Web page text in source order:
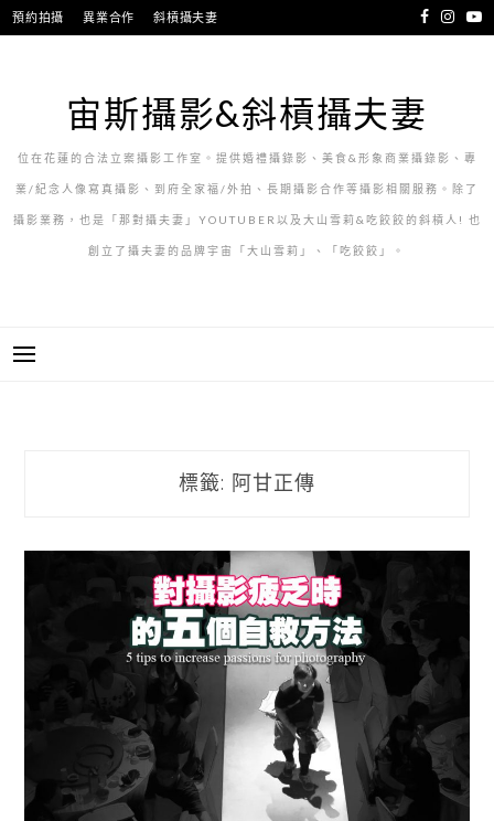
跳
至
預約拍攝 異業合作 斜槓攝夫妻
宙斯攝影&斜槓攝夫妻
位在花蓮的合法立案攝影工作室。提供婚禮攝錄影、美食&形象商業攝錄影、專
業/紀念人像寫真攝影、到府全家福/外拍、長期攝影合作等攝影相關服務。除了
攝影業務，也是「那對攝夫妻」YOUTUBER以及大山雪莉&吃餃餃的斜槓人! 也
創立了攝夫妻的品牌宇宙「大山雪莉」、「吃餃餃」。
標籤: 阿甘正傳